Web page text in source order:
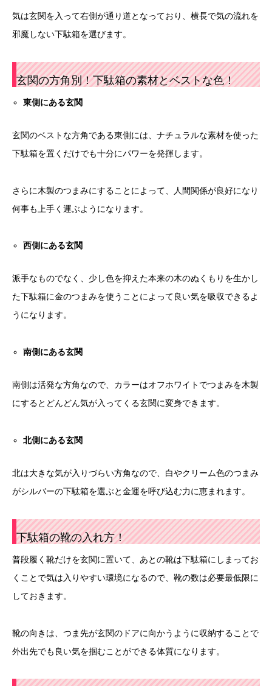
気は玄関を入って右側が通り道となっており、横長で気の流れを
邪魔しない下駄箱を選びます。
玄関の方角別！下駄箱の素材とベストな色！
東側にある玄関
玄関のベストな方角である東側には、ナチュラルな素材を使った
下駄箱を置くだけでも十分にパワーを発揮します。
さらに木製のつまみにすることによって、人間関係が良好になり
何事も上手く運ぶようになります。
西側にある玄関
派手なものでなく、少し色を抑えた本来の木のぬくもりを生かし
た下駄箱に金のつまみを使うことによって良い気を吸収できるよ
うになります。
南側にある玄関
南側は活発な方角なので、カラーはオフホワイトでつまみを木製
にするとどんどん気が入ってくる玄関に変身できます。
北側にある玄関
北は大きな気が入りづらい方角なので、白やクリーム色のつまみ
がシルバーの下駄箱を選ぶと金運を呼び込む力に恵まれます。
下駄箱の靴の入れ方！
普段履く靴だけを玄関に置いて、あとの靴は下駄箱にしまってお
くことで気は入りやすい環境になるので、靴の数は必要最低限に
しておきます。
靴の向きは、つま先が玄関のドアに向かうように収納することで
外出先でも良い気を掴むことができる体質になります。